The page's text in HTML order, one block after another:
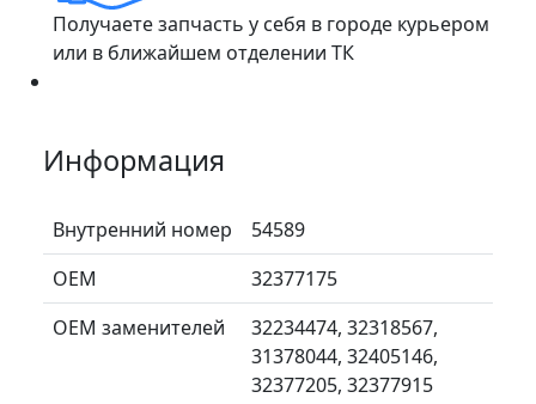
Получаете запчасть у себя в городе курьером
или в ближайшем отделении ТК
Информация
Внутренний номер
54589
ОЕМ
32377175
ОЕМ заменителей
32234474, 32318567,
31378044, 32405146,
32377205, 32377915